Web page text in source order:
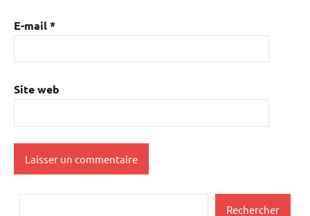
E-mail*
Site web
Rechercher